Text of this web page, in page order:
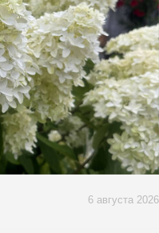
6 августа 2026